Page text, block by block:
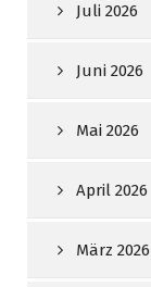
Juli 2026
Juni 2026
Mai 2026
April 2026
März 2026